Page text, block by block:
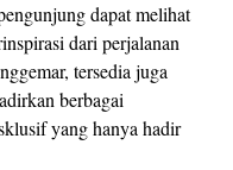
dapat melihat
dari perjalanan
tersedia juga
berbagai
yang hanya hadir